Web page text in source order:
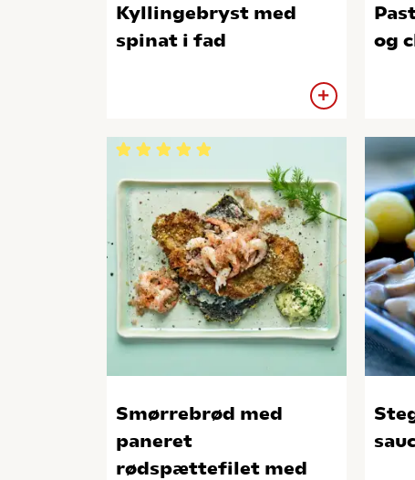
Kyllingebryst med
spinat i fad
og
Smørrebrød med
paneret
rødspættefilet med